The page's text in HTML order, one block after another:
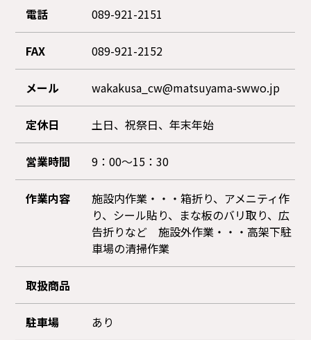
電話 089-921-2151
FAX 089-921-2152
メール wakakusa_cw@matsuyama-swwo.jp
定休日 土日、祝祭日、年末年始
営業時間 9：00～15：30
作業内容
施設内作業・・・箱折り、アメニティ作
り、シール貼り、まな板のバリ取り、広
告折りなど 施設外作業・・・高架下駐
車場の清掃作業
取扱商品
駐車場 あり